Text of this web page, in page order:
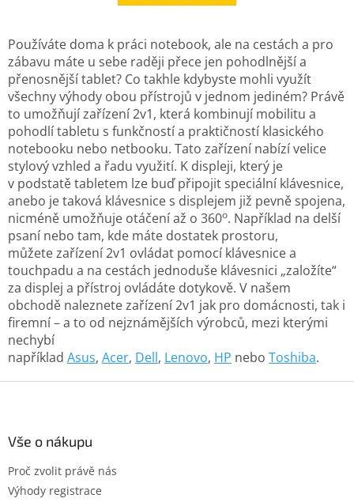
Používáte doma k práci notebook, ale na cestách a pro
zábavu máte u sebe raději přece jen pohodlnější a
přenosnější tablet? Co takhle kdybyste mohli využít
všechny výhody obou přístrojů v jednom jediném? Právě
to umožňují zařízení 2v1, která kombinují mobilitu a
pohodlí tabletu s funkčností a praktičností klasického
notebooku nebo netbooku. Tato zařízení nabízí velice
stylový vzhled a řadu využití. K displeji, který je
v podstatě tabletem lze buď připojit speciální klávesnice,
anebo je taková klávesnice s displejem již pevně spojena,
nicméně umožňuje otáčení až o 360o. Například na delší
psaní nebo tam, kde máte dostatek prostoru,
můžete zařízení 2v1 ovládat pomocí klávesnice a
touchpadu a na cestách jednoduše klávesnici „založíte“
za displej a přístroj ovládáte dotykově. V našem
obchodě naleznete zařízení 2v1 jak pro domácnosti, tak i
firemní – a to od nejznámějších výrobců, mezi kterými
nechybí
například Asus, Acer, Dell, Lenovo, HP nebo Toshiba.
Vše o nákupu
Proč zvolit právě nás
Výhody registrace